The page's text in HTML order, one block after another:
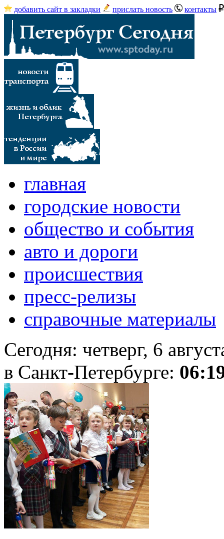
добавить сайт в закладки прислать новость контакты
главная
городские новости
общество и события
авто и дороги
происшествия
пресс-релизы
справочные материалы
Сегодня: четверг, 6
в Санкт-Петербурге: